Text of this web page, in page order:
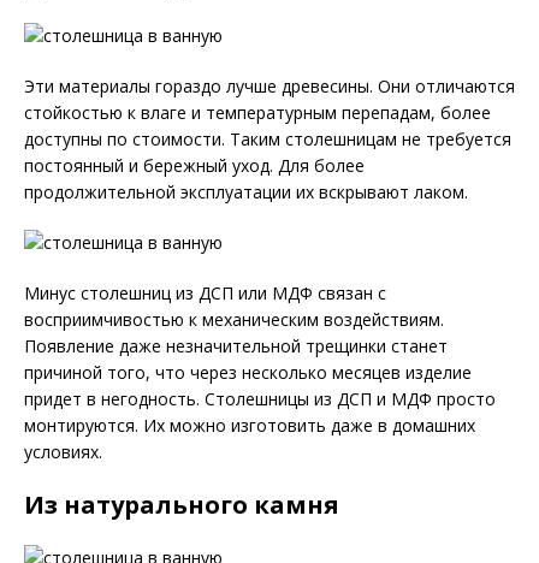
Эти материалы гораздо лучше древесины. Они отличаются
стойкостью к влаге и температурным перепадам, более
доступны по стоимости. Таким столешницам не требуется
постоянный и бережный уход. Для более
продолжительной эксплуатации их вскрывают лаком.
Минус столешниц из ДСП или МДФ связан с
восприимчивостью к механическим воздействиям.
Появление даже незначительной трещинки станет
причиной того, что через несколько месяцев изделие
придет в негодность. Столешницы из ДСП и МДФ просто
монтируются. Их можно изготовить даже в домашних
условиях.
Из натурального камня